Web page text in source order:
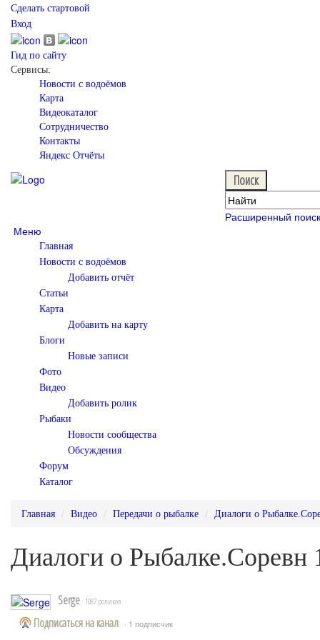
Сделать стартовой
Вход
Гид по сайту
Сервисы:
Новости с водоёмов
Карта
Видеокаталог
Сотрудничество
Контакты
Яндекс Отчёты
Расширенный поиск
Меню
Главная
Новости с водоёмов
Добавить отчёт
Статьи
Карта
Добавить на карту
Блоги
Новые записи
Фото
Видео
Добавить ролик
Рыбаки
Новости сообщества
Обсуждения
Форум
Каталог
Главная Видео Передачи о рыбалке Диалоги о
Диалоги о Рыбалке.Соревн
Serge · 1087 роликов
Подписаться на канал · 1 подписчик